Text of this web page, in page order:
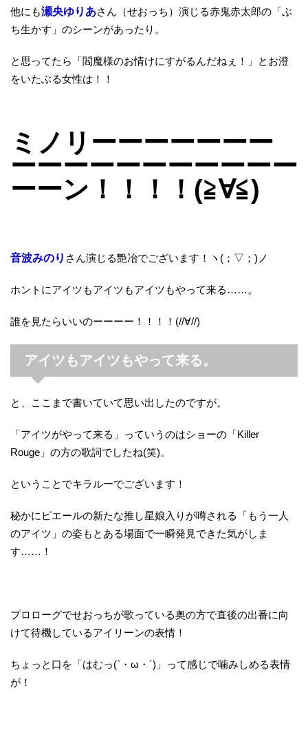
他にも瀬央ゆりあさん（せおっち）演じる赤鬼赤太郎の「ぶ
ち生かす」のシーンがあったり。
と思ってたら「閻魔様のお情けにすがるんだねぇ！」とお澄
をいたぶる女性は！！
ミノリーーーーーーー
ーーーーーーーーーーー
ーーン！！！！(≧∀≦)
音波みのり さん演じる艶冶でございます！ヽ(；▽；)ノ
ホントにアイツもアイツもアイツもやって来る……。
誰を見たらいいのーーーー！！！！(//∀//)
アイツもアイツもやって来る。
と、ここまで書いていて思い出したのですが。
「アイツがやって来る」っていうのはショーの「Killer
Rouge」の方の歌詞でしたね(笑)。
ということでキラルーでございます！
秘かにピエールの新たな推し星娘入りが噂される「もう一人
のアイツ」の姿もとある場面で一瞬発見できた気がしま
す……！
プロローグでせおっちが歌っている奥の方で直後の出番に向
けて待機しているアイリーンの表情！
ちょっと口を「はむっ(`・ω・´)」って感じで噛みしめる表情
が！